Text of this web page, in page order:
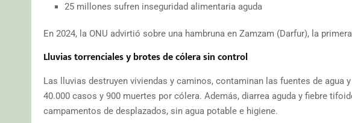
25 millones sufren inseguridad alimentaria aguda
En 2024, la ONU advirtió sobre una hambruna en Zamzam (Darfur), la
Lluvias torrenciales y brotes de cólera sin control
Las lluvias destruyen viviendas y caminos, contaminan las fuentes de agua
40.000 casos y 900 muertes por cólera. Además, diarrea aguda y fiebre
campamentos de desplazados, sin agua potable e higiene.